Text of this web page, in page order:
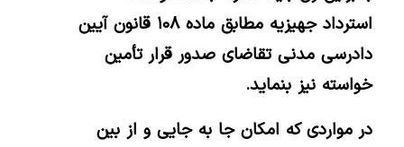
استرداد جهیزیه مطابق ماده ۱۰۸ قانون آیین
دادرسی مدنی تقاضای صدور قرار تأمین
خواسته نیز بنماید.
در مواردی که امکان جا به جایی و از بین